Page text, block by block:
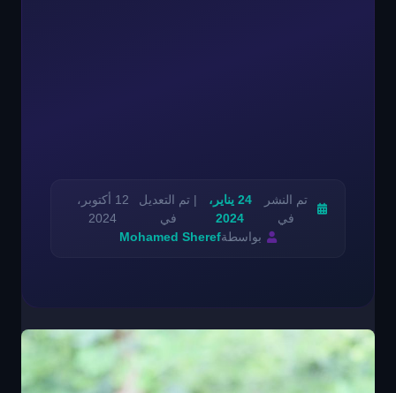
تم النشر
في
24 يناير،
2024
| تم التعديل
في
12 أكتوبر،
2024
بواسطةMohamed Sheref